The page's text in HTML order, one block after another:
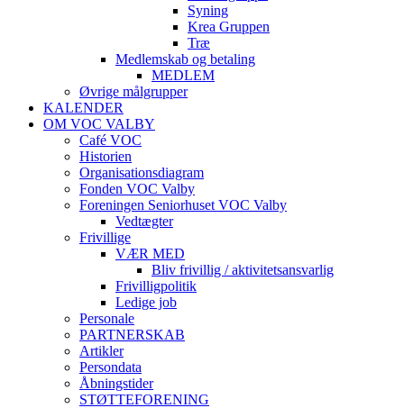
Syning
Krea Gruppen
Træ
Medlemskab og betaling
MEDLEM
Øvrige målgrupper
KALENDER
OM VOC VALBY
Café VOC
Historien
Organisationsdiagram
Fonden VOC Valby
Foreningen Seniorhuset VOC Valby
Vedtægter
Frivillige
VÆR MED
Bliv frivillig / aktivitetsansvarlig
Frivilligpolitik
Ledige job
Personale
PARTNERSKAB
Artikler
Persondata
Åbningstider
STØTTEFORENING